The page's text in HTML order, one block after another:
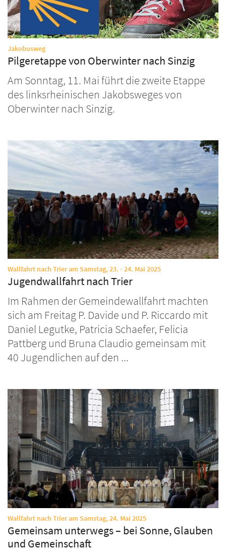
Jakobusweg:
Pilgeretappe von Oberwinter nach Sinzig
Am Sonntag, 11. Mai führt die zweite Etappe
des linksrheinischen Jakobsweges von
Oberwinter nach Sinzig.
Wallfahrt nach Trier am Samstag, 23. - 24. Mai 2025:
Jugendwallfahrt nach Trier
Im Rahmen der Gemeindewallfahrt machten
sich am Freitag P. Davide und P. Riccardo mit
Daniel Legutke, Patricia Schaefer, Felicia
Pattberg und Bruna Claudio gemeinsam mit
40 Jugendlichen auf den ...
Wallfahrt nach Trier am Samstag, 24. Mai 2025:
Gemeinsam unterwegs – bei Sonne, Glauben
und Gemeinschaft